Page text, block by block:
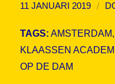
11 JANUARI 2019 /
TAGS: AMSTERDAM,
KLAASSEN
OP DE DAM